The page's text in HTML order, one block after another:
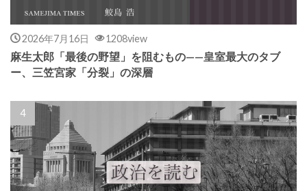
2026年7月16日 1208view
麻生太郎「最後の野望」を阻むもの——皇室最大のタブ
ー、三笠宮家「分裂」の深層